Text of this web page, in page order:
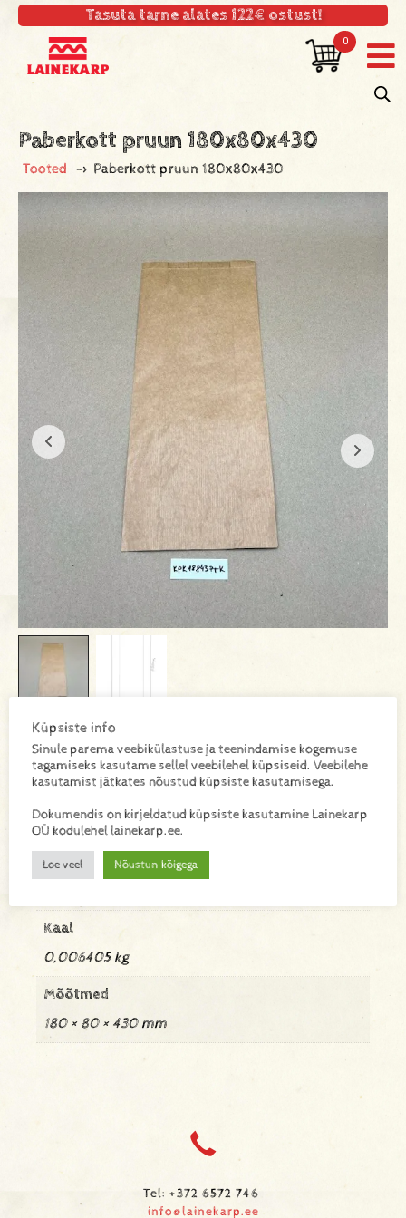
Tasuta tarne alates 122€ ostust!
0
Paberkott pruun 180x80x430
Tooted -> Paberkott pruun 180x80x430
SKU: KPK18843PTK
Lisa toode päringukorvi
Lisainfo
Kaal
0,006405 kg
Mõõtmed
180 × 80 × 430 mm
Küpsiste info
Sinule parema veebikülastuse ja teenindamise kogemuse
tagamiseks kasutame sellel veebilehel küpsiseid. Veebilehe
kasutamist jätkates nõustud küpsiste kasutamisega.
Dokumendis on kirjeldatud küpsiste kasutamine Lainekarp
OÜ kodulehel lainekarp.ee.
Loe veel Nõustun kõigega
Tel: +372 6572 746
info@lainekarp.ee